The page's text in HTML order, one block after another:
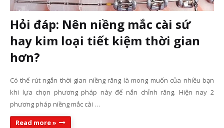
Hỏi đáp: Nên niềng mắc cài sứ
hay kim loại tiết kiệm thời gian
hơn?
Có thể rút ngắn thời gian niềng răng là mong muốn của nhiều bạn
khi lựa chọn phương pháp này để nắn chỉnh răng. Hiện nay 2
phương pháp niềng mắc cài …
Read more »